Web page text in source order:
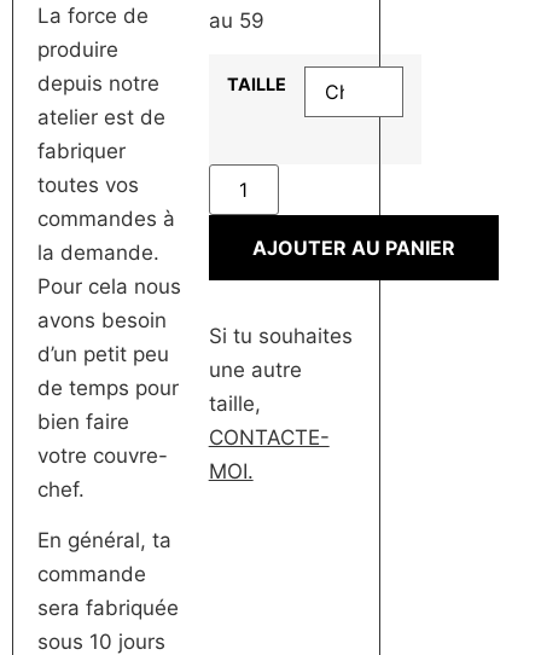
La force de
produire
depuis notre
atelier est de
fabriquer
toutes vos
commandes à
la demande.
Pour cela nous
avons besoin
d’un petit peu
de temps pour
bien faire
votre couvre-
chef.
En général, ta
commande
sera fabriquée
sous 10 jours
au 59
TAILLE
AJOUTER AU PANIER
Si tu souhaites
une autre
taille,
CONTACTE-
MOI.